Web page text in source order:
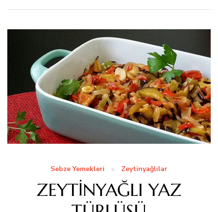
Sebze Yemekleri Zeytinyağlılar
ZEYTİNYAĞLI YAZ